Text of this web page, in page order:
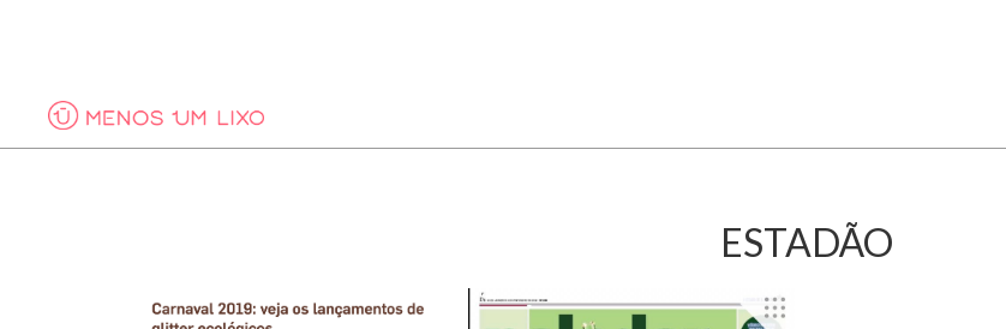
ESTADÃO